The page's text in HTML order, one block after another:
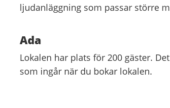
ljudanläggning som passar större
Ada
Lokalen har plats för 200 gäster.
som ingår när du bokar lokalen.